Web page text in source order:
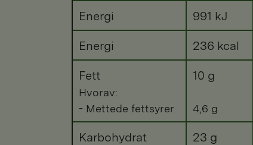
Energi 991 kJ
Energi 236 kcal
Fett
Hvorav:
- Mettede fettsyrer
10 g
4,6 g
Karbohydrat 23 g